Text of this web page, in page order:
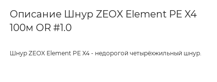
Описание Шнур ZEOX Element PE X4
100м OR #1.0
Шнур ZEOX Element PE X4 - недорогой четырёхжильный шнур.